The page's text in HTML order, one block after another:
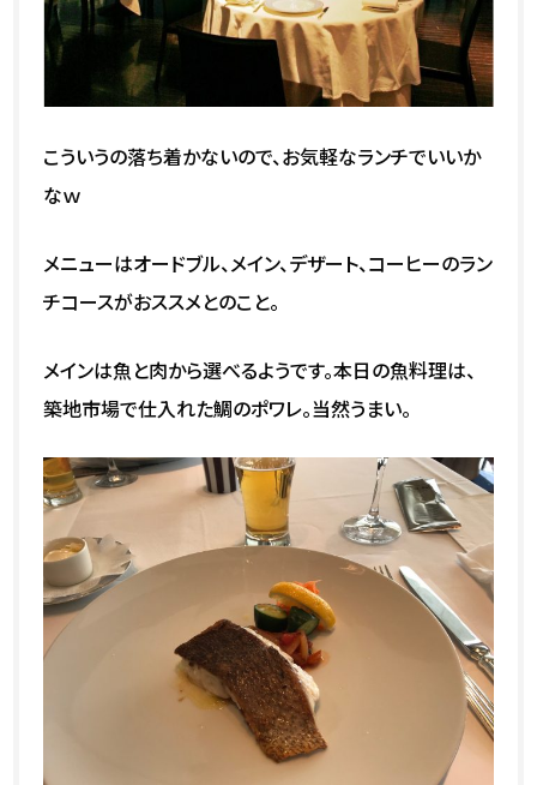
こういうの落ち着かないので、お気軽なランチでいいか
なｗ
メニューはオードブル、メイン、デザート、コーヒーのラン
チコースがおススメとのこと。
メインは魚と肉から選べるようです。本日の魚料理は、
築地市場で仕入れた鯛のポワレ。当然うまい。